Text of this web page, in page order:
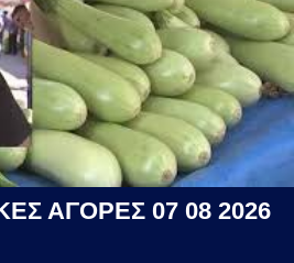
ΑΓΟΡΕΣ 07 08 2026